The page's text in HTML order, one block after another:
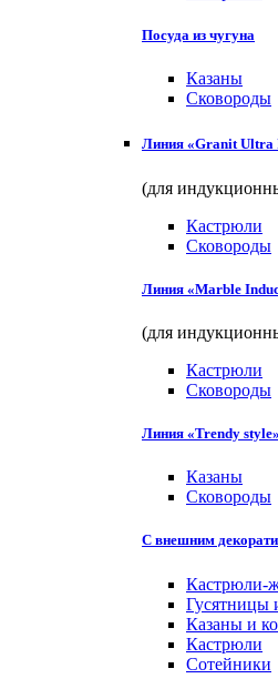
Посуда из чугуна
Казаны
Сковороды
Линия «Granit Ultra
(для
Кастрюли
Сковороды
Линия «Marble
(для
Кастрюли
Сковороды
Линия «Trendy style»
Казаны
Сковороды
С внешним
Кастрюли-
Гусятницы
Казаны и
Кастрюли
Сотейники